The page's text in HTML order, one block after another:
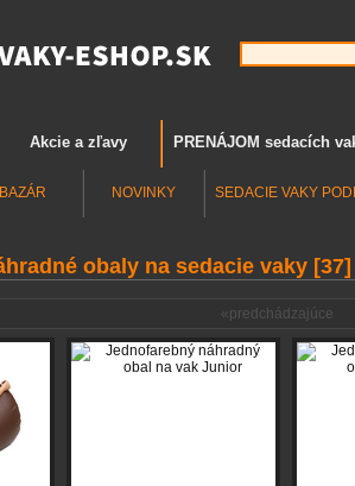
Akcie a zľavy PRENÁJOM sedacích
BAZÁR NOVINKY SEDACIE VAKY
obaly na sedacie vaky [37]
«predchádzajúce